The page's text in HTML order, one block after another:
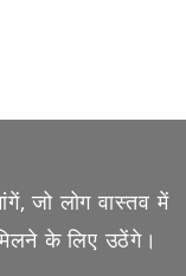
जो लोग वास्तव में
के लिए उठेंगे।